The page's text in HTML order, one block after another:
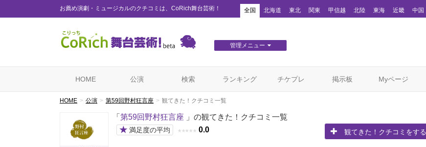
お薦め演劇・ミュージカルのクチコミは、CoRich舞台芸術！ 全国 北海道 東北 関東 甲信越 北陸 東海 近畿 中国
管理メニュー
HOME 公演 検索 ランキング チケプレ 掲示板 Myページ
HOME 公演 第59回野村狂言座 観てきた！クチコミ一覧
「 第59回野村狂言座
」の観てきた！クチコミ一覧
★ 満足度の平均 ★ ★ ★ ★ ★ 0.0 観てきた！クチコミをする